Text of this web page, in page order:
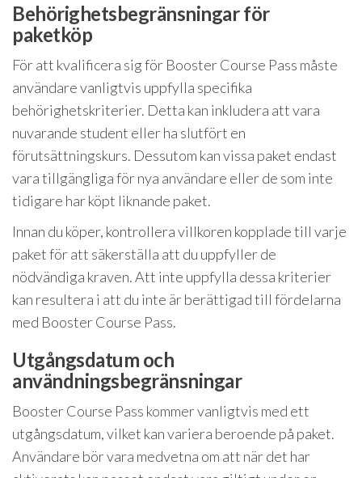
Behörighetsbegränsningar för
paketköp
För att kvalificera sig för Booster Course Pass måste
användare vanligtvis uppfylla specifika
behörighetskriterier. Detta kan inkludera att vara
nuvarande student eller ha slutfört en
förutsättningskurs. Dessutom kan vissa paket endast
vara tillgängliga för nya användare eller de som inte
tidigare har köpt liknande paket.
Innan du köper, kontrollera villkoren kopplade till varje
paket för att säkerställa att du uppfyller de
nödvändiga kraven. Att inte uppfylla dessa kriterier
kan resultera i att du inte är berättigad till fördelarna
med Booster Course Pass.
Utgångsdatum och
användningsbegränsningar
Booster Course Pass kommer vanligtvis med ett
utgångsdatum, vilket kan variera beroende på paket.
Användare bör vara medvetna om att när det har